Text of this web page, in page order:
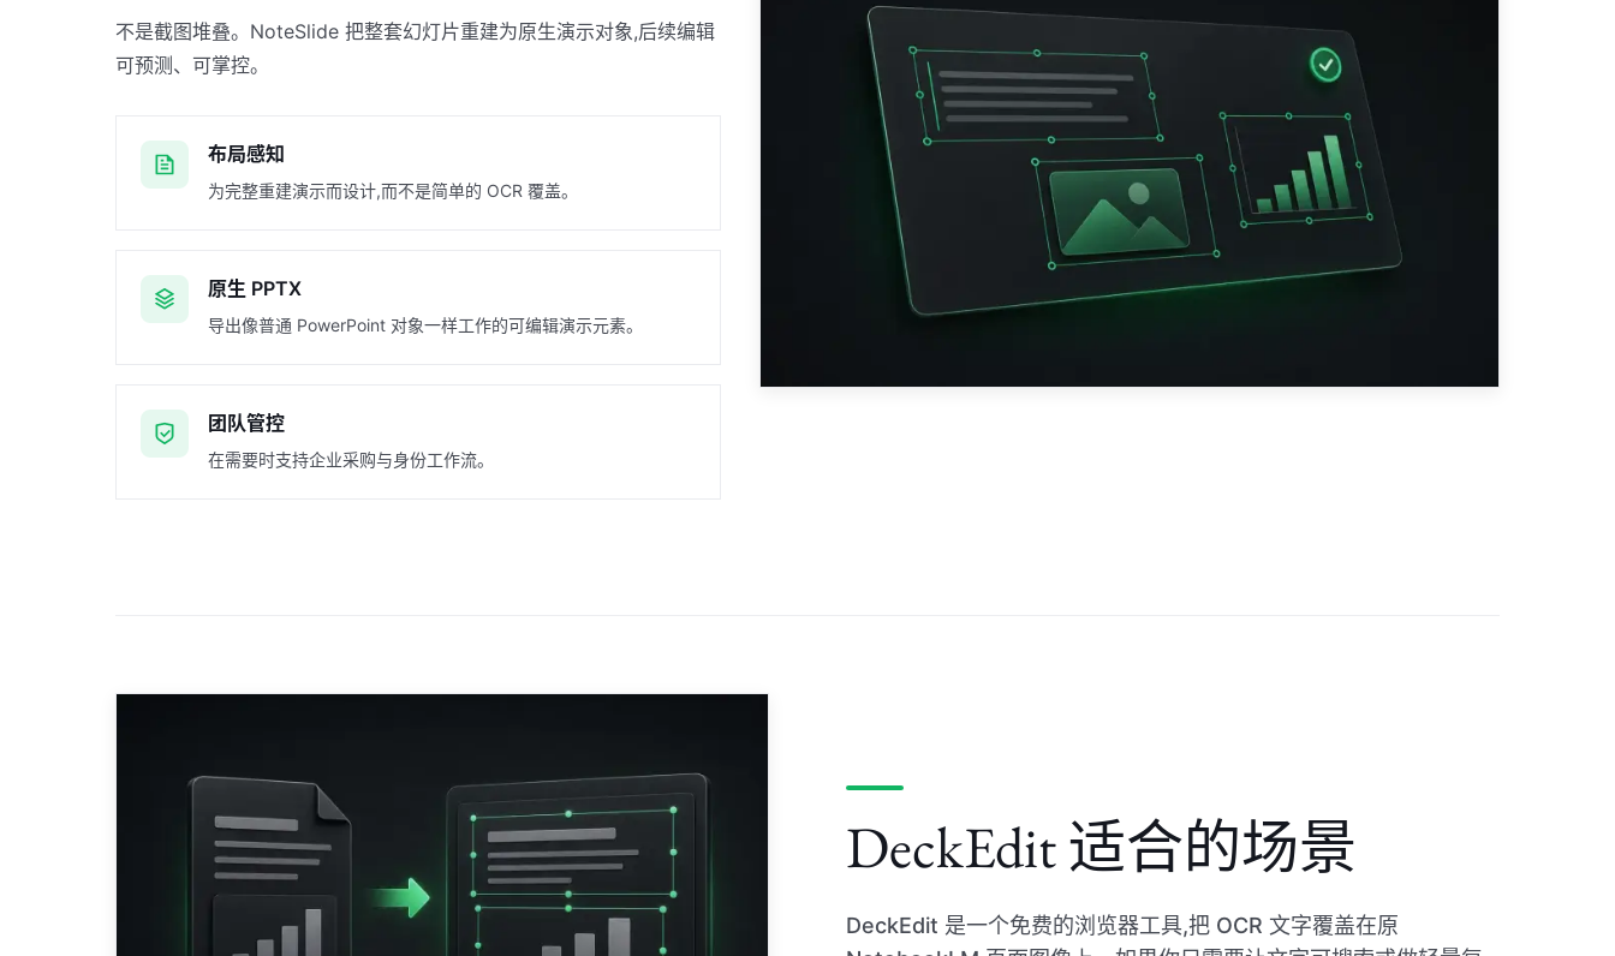
不是截图堆叠。NoteSlide 把整套幻灯片重建为原生演示对象,后续编辑
可预测、可掌控。
布局感知
为完整重建演示而设计,而不是简单的 OCR 覆盖。
原生 PPTX
导出像普通 PowerPoint 对象一样工作的可编辑演示元素。
团队管控
在需要时支持企业采购与身份工作流。
DeckEdit 适合的场景
DeckEdit 是一个免费的浏览器工具,把 OCR 文字覆盖在原